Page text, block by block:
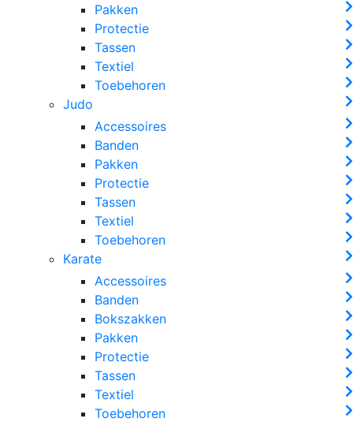
Pakken
Protectie
Tassen
Textiel
Toebehoren
Judo
Accessoires
Banden
Pakken
Protectie
Tassen
Textiel
Toebehoren
Karate
Accessoires
Banden
Bokszakken
Pakken
Protectie
Tassen
Textiel
Toebehoren